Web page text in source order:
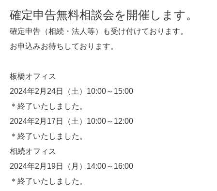
確定申告無料相談会を開催します。
確定申告（相続・法人等）も受け付けております。
お申込みお待ちしております。
板橋オフィス
2024年2月24日（土）10:00～ 15:00
＊終了いたしました。
2024年2月17日（土）10:00～12:00
＊終了いたしました。
相続オフィス
2024年2月19日（月）14:00～16:00
＊終了いたしました。